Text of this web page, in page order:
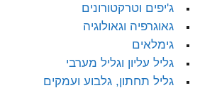
ג'יפים וטרקטורונים
גאוגרפיה וגאולוגיה
גימלאים
גליל עליון וגליל מערבי
גליל תחתון, גלבוע ועמקים